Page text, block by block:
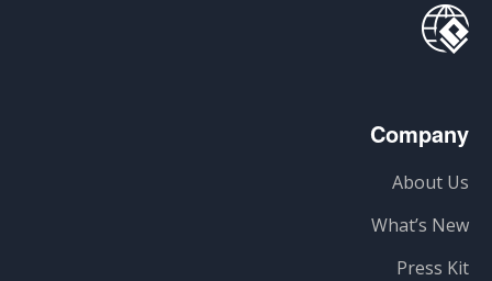
Company
About Us
What’s New
Press Kit